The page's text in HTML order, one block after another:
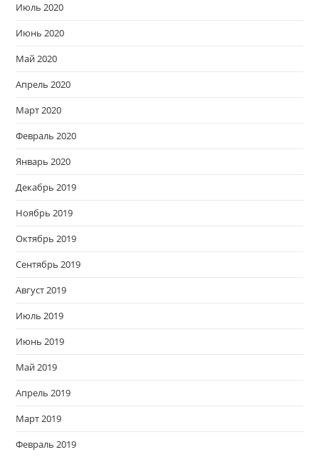
Июль 2020
Июнь 2020
Май 2020
Апрель 2020
Март 2020
Февраль 2020
Январь 2020
Декабрь 2019
Ноябрь 2019
Октябрь 2019
Сентябрь 2019
Август 2019
Июль 2019
Июнь 2019
Май 2019
Апрель 2019
Март 2019
Февраль 2019